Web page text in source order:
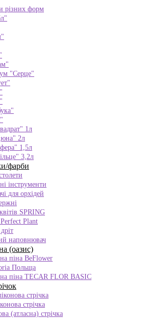
різних форм
"Серце"
1л
2л
1,5л
3,2л
фарби
інструменти
для орхідей
SPRING
Plant
наповнювач
(оазис)
піна BeFlower
Польща
піна TECAR FLOR BASIC
стрічка
стрічка
(атласна) стрічка